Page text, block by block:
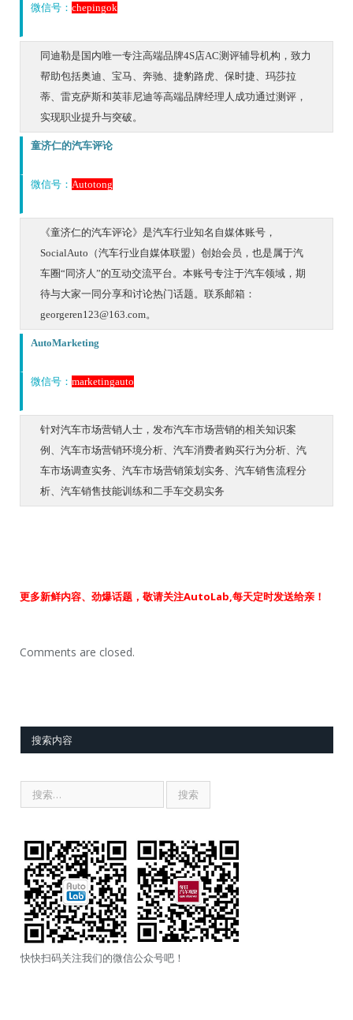
微信号： chepingok
同迪勒是国内唯一专注高端品牌4S店AC测评辅导机构，致力
帮助包括奥迪、宝马、奔驰、捷豹路虎、保时捷、玛莎拉
蒂、雷克萨斯和英菲尼迪等高端品牌经理人成功通过测评，
实现职业提升与突破。
童济仁的汽车评论
微信号： Autotong
《童济仁的汽车评论》是汽车行业知名自媒体账号，
SocialAuto（汽车行业自媒体联盟）创始会员，也是属于汽
车圈“同济人”的互动交流平台。本账号专注于汽车领域，期
待与大家一同分享和讨论热门话题。联系邮箱：
georgeren123@163.com。
AutoMarketing
微信号： marketingauto
针对汽车市场营销人士，发布汽车市场营销的相关知识案
例、汽车市场营销环境分析、汽车消费者购买行为分析、汽
车市场调查实务、汽车市场营销策划实务、汽车销售流程分
析、汽车销售技能训练和二手车交易实务
更多新鲜内容、劲爆话题，敬请关注AutoLab,每天定时发送给亲！
Comments are closed.
搜索内容
快快扫码关注我们的微信公众号吧！